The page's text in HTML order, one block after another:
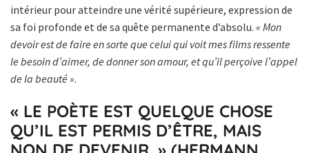
intérieur pour atteindre une vérité supérieure, expression de
sa foi profonde et de sa quête permanente d’absolu. « Mon
devoir est de faire en sorte que celui qui voit mes films ressente
le besoin d’aimer, de donner son amour, et qu’il perçoive l’appel
de la beauté ».
« LE POÈTE EST QUELQUE CHOSE
QU’IL EST PERMIS D’ÊTRE, MAIS